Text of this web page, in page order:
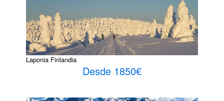
Laponia Finlandia
Desde 1850€